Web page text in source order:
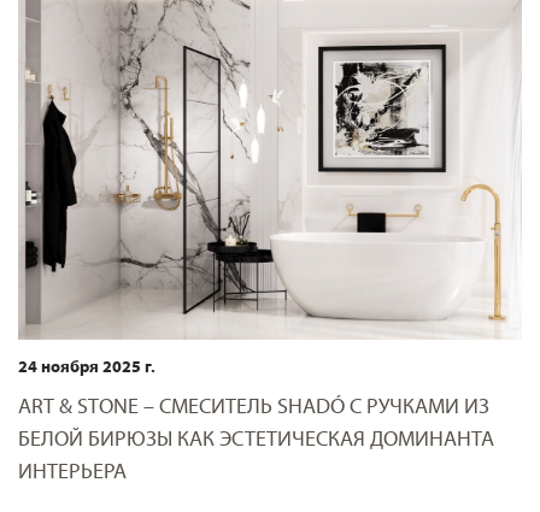
24 ноября 2025 г.
ART & STONE – СМЕСИТЕЛЬ SHADÓ С РУЧКАМИ ИЗ
БЕЛОЙ БИРЮЗЫ КАК ЭСТЕТИЧЕСКАЯ ДОМИНАНТА
ИНТЕРЬЕРА